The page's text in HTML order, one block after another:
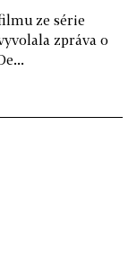
ze série
zpráva o